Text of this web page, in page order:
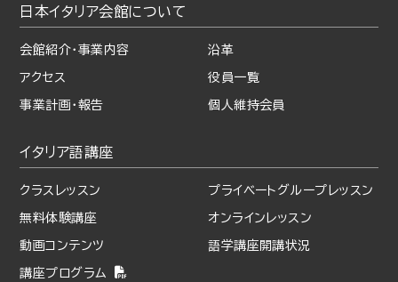
日本イタリア会館について
会館紹介・事業内容 沿革
アクセス 役員一覧
事業計画・報告 個人維持会員
イタリア語講座
クラスレッスン プライベート グループレッスン
無料体験講座 オンラインレッスン
動画コンテンツ 語学講座開講状況
講座プログラム